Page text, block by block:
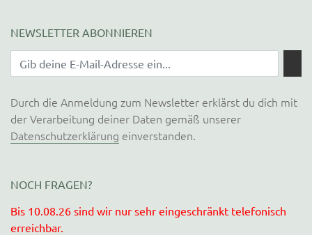
NEWSLETTER ABONNIEREN
Durch die Anmeldung zum Newsletter erklärst du dich mit
der Verarbeitung deiner Daten gemäß unserer
Datenschutzerklärung einverstanden.
NOCH FRAGEN?
Bis 10.08.26 sind wir nur sehr eingeschränkt telefonisch
erreichbar.